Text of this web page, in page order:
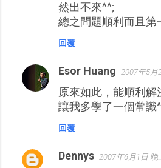
然出不來^^;
總之問題順利而且第
回覆
Esor Huang 2007年5月
原來如此，能順利
讓我多學了一個常識
回覆
Dennys 2007年6月1日 晚